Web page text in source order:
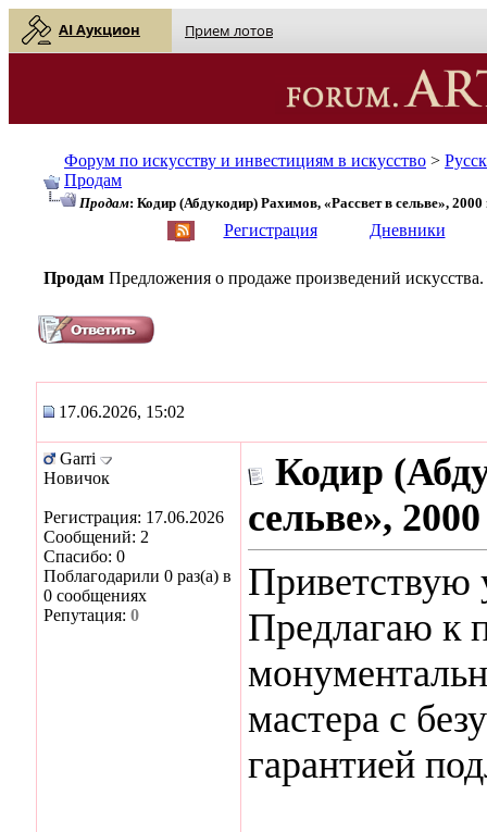
AI Аукцион Прием лотов
Форум по искусству и инвестициям в искусство >
Продам
Продам: Кодир (Абдукодир) Рахимов, «Рассвет в сельве», 2000
Регистрация Дневники
Продам Предложения о продаже произведений искусства.
17.06.2026, 15:02
Garri
Новичок
Регистрация: 17.06.2026
Сообщений: 2
Спасибо: 0
Поблагодарили 0 раз(а) в
0 сообщениях
Репутация: 0
Кодир
сельве»,
Приветствую
Предлагаю к
мастера с
гарантией